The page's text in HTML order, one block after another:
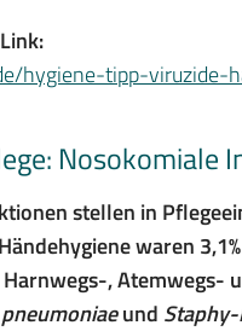
hygiene-tipp-
Nosokomiale
stellen in
waren
, Atemwegs-
und